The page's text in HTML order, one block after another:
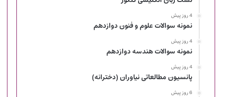
4 روز پیش
نمونه سوالات علوم و فنون دوازدهم
4 روز پیش
نمونه سوالات هندسه دوازدهم
4 روز پیش
پانسیون مطالعاتی نیاوران (دخترانه)
6 روز پیش